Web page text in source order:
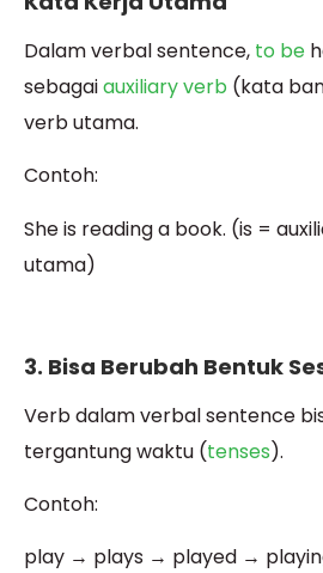
Dalam verbal sentence, to be
sebagaiauxiliary verb (kata
verb utama.
Contoh:
She is reading a book. (is =
utama)
3. Bisa Berubah Bentuk
Verb dalam verbal sentence
tergantung waktu (tenses).
Contoh:
play → plays → played →